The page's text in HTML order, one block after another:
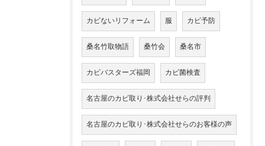
カビないリフォーム 服 カビ予防
桑名竹取物語 桑竹会 桑名市
カビバスターズ福岡 カビ菌検査
名古屋のカビ取り･株式会社せらの評判
名古屋のカビ取り･株式会社せらのお客様の声